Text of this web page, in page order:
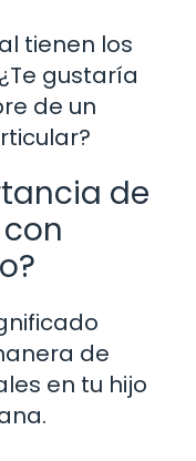
tienen los
gustaría
de un
de
de
en tu hijo